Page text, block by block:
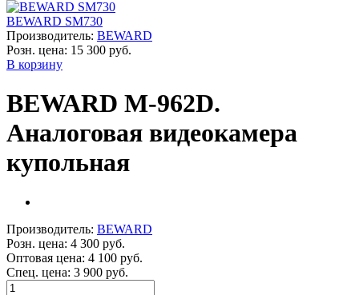
BEWARD SM730
Производитель: BEWARD
Розн. цена: 15 300 руб.
В корзину
BEWARD M-962D.
Аналоговая видеокамера
купольная
Производитель: BEWARD
Розн. цена: 4 300 руб.
Оптовая цена: 4 100 руб.
Спец. цена: 3 900 руб.